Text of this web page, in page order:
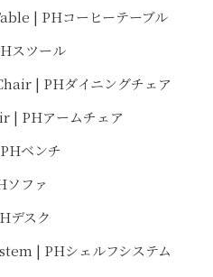
| PHコーヒーテーブル
スツール
| PHダイニングチェア
| PHアームチェア
ベンチ
ソファ
デスク
| PHシェルフシステム